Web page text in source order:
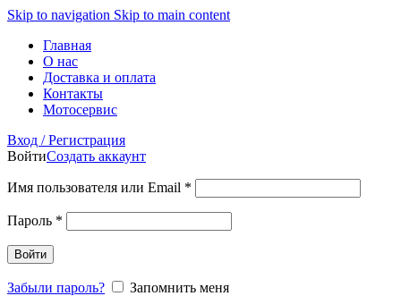
Skip to navigation Skip to main content
Главная
О нас
Доставка и оплата
Контакты
Мотосервис
Вход / Регистрация
ВойтиСоздать аккаунт
Имя пользователя или Email *
Пароль *
Войти
Забыли пароль?
Запомнить меня